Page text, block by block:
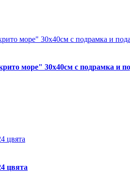
море" 30х40см с подрамка и
цвята